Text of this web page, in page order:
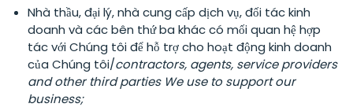
Nhà thầu, đại lý, nhà cung cấp dịch vụ, đối tác kinh
doanh và các bên thứ ba khác có mối quan hệ hợp
tác với Chúng tôi để hỗ trợ cho hoạt động kinh doanh
của Chúng tôi/contractors, agents, service providers
and other third parties We use to support our
business;